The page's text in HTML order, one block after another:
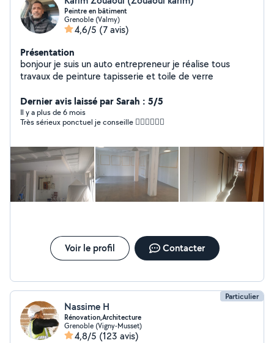
Peintre en bâtiment
Grenoble (Valmy)
4,6/5 (7 avis)
Présentation
bonjour je suis un auto entrepreneur je réalise tous
travaux de peinture tapisserie et toile de verre
Dernier avis laissé par Sarah : 5/5
Il y a plus de 6 mois
Très sérieux ponctuel je conseille 👌🏼👌🏼👌🏼
Voir le profil Contacter
Particulier
Nassime H
Rénovation,Architecture
Grenoble (Vigny-Musset)
4,8/5 (123 avis)